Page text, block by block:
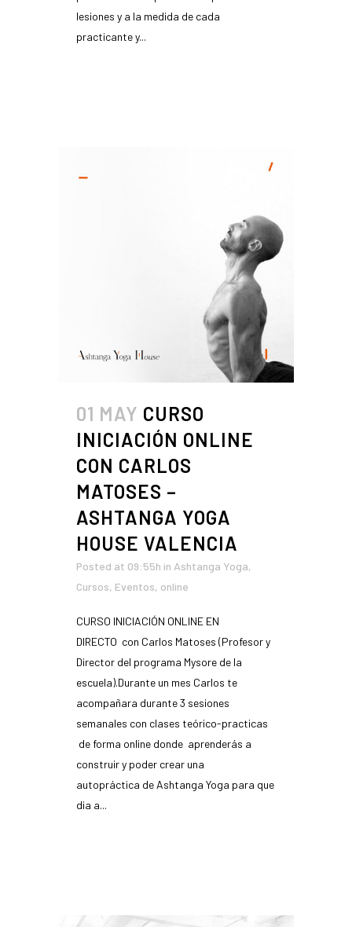
lesiones y a la medida de cada
practicante y...
01 MAY CURSO
INICIACIÓN ONLINE
CON CARLOS
MATOSES –
ASHTANGA YOGA
HOUSE VALENCIA
Posted at 09:55h in Ashtanga Yoga,
Cursos, Eventos, online
CURSO INICIACIÓN ONLINE EN
DIRECTO con Carlos Matoses (Profesor y
Director del programa Mysore de la
escuela).Durante un mes Carlos te
acompañara durante 3 sesiones
semanales con clases teórico-practicas
de forma online donde aprenderás a
construir y poder crear una
autopráctica de Ashtanga Yoga para que
dia a...